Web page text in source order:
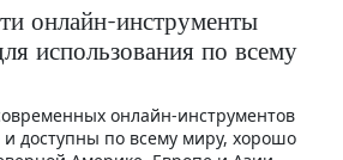
онлайн-инструменты
использования по всему
онлайн-инструментов
и доступны по всему миру, хорошо